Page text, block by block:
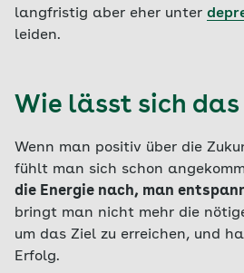
langfristig aber eher unter
leiden.
Wie lässt sich
Wenn man positiv über die
fühlt man sich schon
die Energie nach, man
bringt man nicht mehr die
um das Ziel zu erreichen, und
Erfolg.